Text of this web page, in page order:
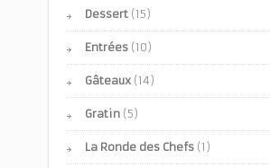
Dessert (15)
Entrées (10)
Gâteaux (14)
Gratin (5)
La Ronde des Chefs (1)